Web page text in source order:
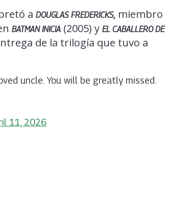
a DOUGLAS FREDERICKS, miembro
BATMAN INICIA (2005) y EL CABALLERO DE
de la trilogía que tuvo a
uncle. You will be greatly missed.
11, 2026